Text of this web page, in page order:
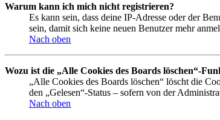
Warum kann ich mich nicht registrieren?
Es kann sein, dass deine IP-Adresse oder der
sein, damit sich keine neuen Benutzer mehr
Nach oben
Wozu ist die „Alle Cookies des Boards löschen“-
„Alle Cookies des Boards löschen“ löscht die
den „Gelesen“-Status – sofern von der
Nach oben